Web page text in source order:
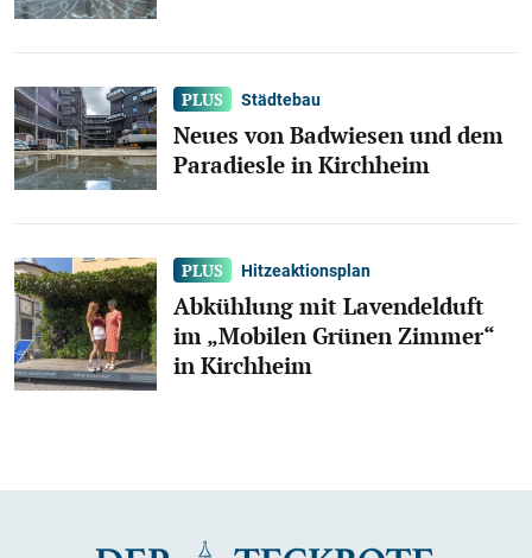
Städtebau
Neues von Badwiesen und dem
Paradiesle in Kirchheim
Hitzeaktionsplan
Abkühlung mit Lavendelduft
im „Mobilen Grünen Zimmer“
in Kirchheim